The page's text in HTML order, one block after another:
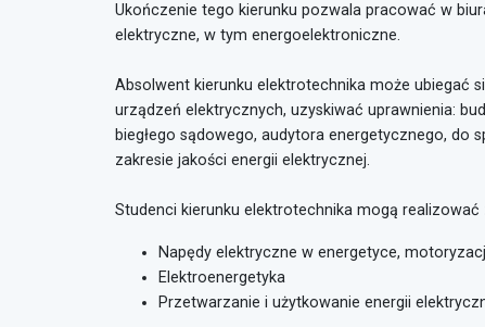
Ukończenie tego kierunku pozwala pracować w
elektryczne, w tym energoelektroniczne.
Absolwent kierunku elektrotechnika może ubiegać
urządzeń elektrycznych, uzyskiwać uprawnienia:
biegłego sądowego, audytora energetycznego,
zakresie jakości energii elektrycznej.
Studenci kierunku elektrotechnika mogą
Napędy elektryczne w energetyce,
Elektroenergetyka
Przetwarzanie i użytkowanie energii